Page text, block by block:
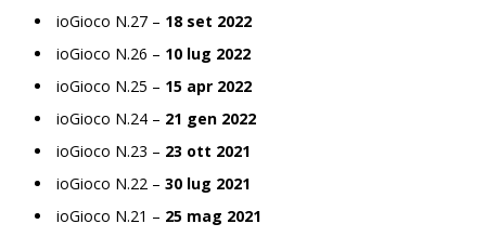
ioGioco N.27 – 18 set 2022
ioGioco N.26 – 10 lug 2022
ioGioco N.25 – 15 apr 2022
ioGioco N.24 – 21 gen 2022
ioGioco N.23 – 23 ott 2021
ioGioco N.22 – 30 lug 2021
ioGioco N.21 – 25 mag 2021